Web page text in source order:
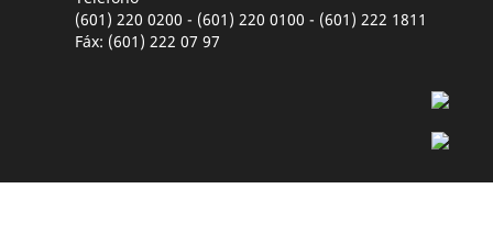
(601) 220 0200 - (601) 220 0100 - (601) 222 1811
Fáx: (601) 222 07 97